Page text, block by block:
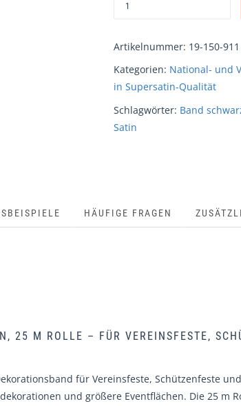
Artikelnummer: 19-150-911
Kategorien: National- und
in Supersatin-Qualität
Schlagwörter: Band
Satin
HÄUFIGE FRAGEN
25 M ROLLE – FÜR VEREINSFESTE,
für Vereinsfeste, Schützenfeste
und größere Eventflächen. Die 25 m